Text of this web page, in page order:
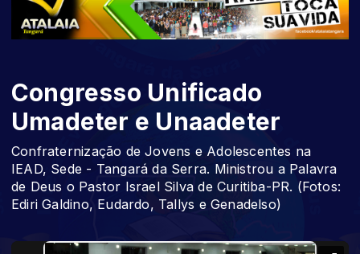
Congresso Unificado
Umadeter e Unaadeter
Confraternização de Jovens e Adolescentes na
IEAD, Sede - Tangará da Serra. Ministrou a Palavra
de Deus o Pastor Israel Silva de Curitiba-PR. (Fotos:
Ediri Galdino, Eudardo, Tallys e Genadelso)